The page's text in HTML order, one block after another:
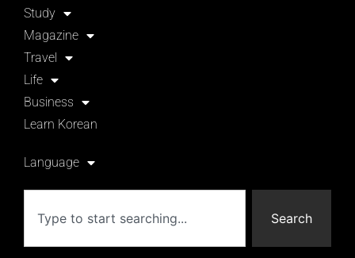
Study
Magazine
Travel
Life
Business
Learn Korean
Language
Search